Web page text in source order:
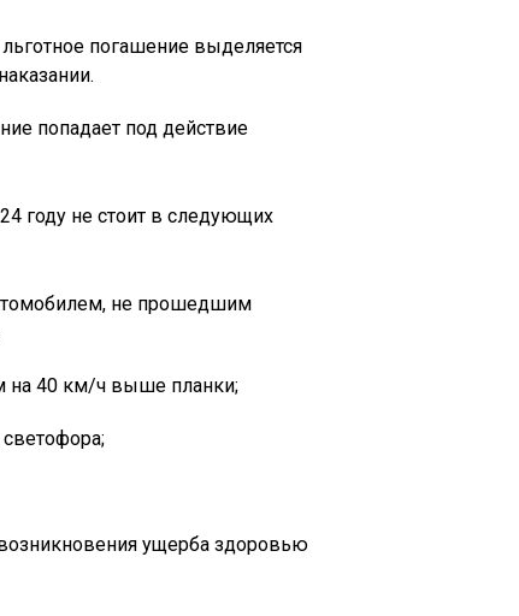
погашение выделяется
попадает под действие
году не стоит в следующих
не прошедшим
на 40 км/ч выше планки;
ущерба здоровью